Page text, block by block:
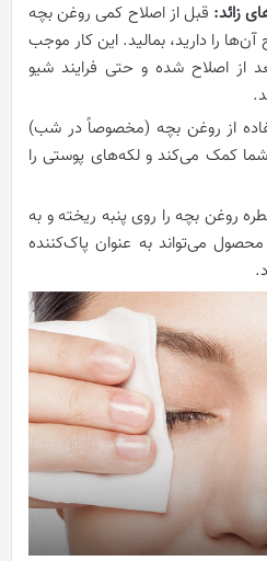
زائد: قبل از اصلاح کمی روغن بچه
را دارید، بمالید. این کار موجب
اصلاح شده و حتی فرایند شیو
از روغن بچه (مخصوصاً در شب)
کمک می‌کند و لکه‌های پوستی را
روغن بچه را روی پنبه ریخته و به
می‌تواند به عنوان پاک‌کننده